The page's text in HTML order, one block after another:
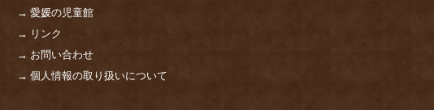
→ 愛媛の児童館
→ リンク
→ お問い合わせ
→ 個人情報の取り扱いについて